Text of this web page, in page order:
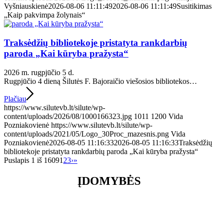
Vyšniauskienė2026-08-06 11:11:492026-08-06 11:11:49Susitikimas
„Kaip pakvimpa žolynais“
Traksėdžių bibliotekoje pristatyta rankdarbių
paroda „Kai kūryba pražysta“
2026 m. rugpjūčio 5 d.
Rugpjūčio 4 dieną Šilutės F. Bajoraičio viešosios bibliotekos…
Plačiau
https://www.silutevb.lt/silute/wp-
content/uploads/2026/08/1000166323.jpg 1011 1200 Vida
Pozniakovienė https://www.silutevb.lt/silute/wp-
content/uploads/2021/05/Logo_30Proc_mazesnis.png Vida
Pozniakovienė2026-08-05 11:16:332026-08-05 11:16:33Traksėdžių
bibliotekoje pristatyta rankdarbių paroda „Kai kūryba pražysta“
Puslapis 1 iš 16091 23›»
ĮDOMYBĖS